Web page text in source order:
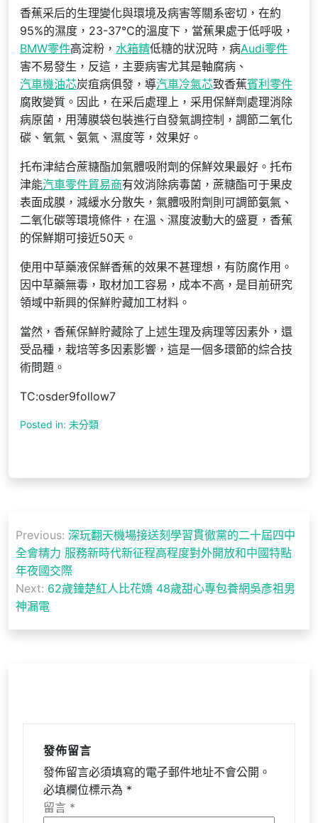
香蕉采后的生理變化與環境及病害等關系密切，在約
95%的濕度，23-37℃的溫度下，當蕉果處于低呼吸，
BMW零件高淀粉， 水箱精低糖的狀況時，病Audi零件
害不易發生，反這，主要病害尤其是軸腐病、
汽車機油芯炭疽病俱發，導汽車冷氣芯致香蕉賓利零件
腐敗變質。因此，在采后處理上，采用保鮮劑處理消除
病原菌，用薄膜袋包裝進行自發氣調控制，調節二氧化
碳、氧氣、氨氣、濕度等，效果好。
托布津結合蔗糖酯加氣體吸附劑的保鮮效果最好。托布
津能汽車零件貿易商有效消除病毒菌，蔗糖酯可于果皮
表面成膜，減緩水分散失，氣體吸附劑則可調節氨氣、
二氧化碳等環境條件，在溫、濕度波動大的盛夏，香蕉
的保鮮期可接近50天。
使用中草藥液保鮮香蕉的效果不甚理想，有防腐作用。
因中草藥無毒，取材加工容易，成本不高，是目前研究
領域中新興的保鮮貯藏加工材料。
當然，香蕉保鮮貯藏除了上述生理及病理等因素外，還
受品種，栽培等多因素影響，這是一個多環節的綜合技
術問題。
TC:osder9follow7
Posted in: 未分類
章
導
覽
Previous: 深玩翻天機場接送刻學習貫徹黨的二十屆四中
全會精力 服務新時代新征程高程度對外開放和中國特點
年夜國交際
Next: 62歲鐘楚紅人比花嬌 48歲甜心專包養網吳彥祖男
神漏電
發佈留言
發佈留言必須填寫的電子郵件地址不會公開。
必填欄位標示為 *
留言 *